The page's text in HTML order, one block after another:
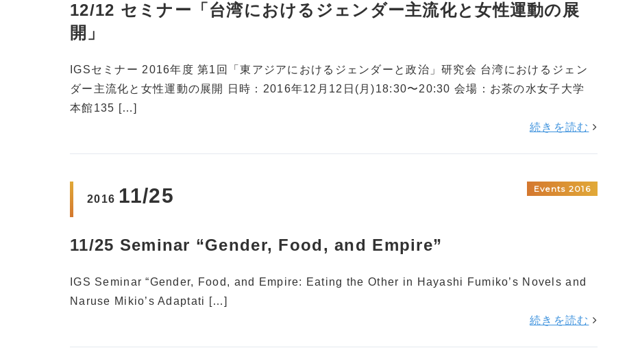
12/12 セミナー「台湾におけるジェンダー主流化と女性運動の展
開」
IGSセミナー 2016年度 第1回「東アジアにおけるジェンダーと政治」研究会 台湾におけるジェン
ダー主流化と女性運動の展開 日時：2016年12月12日(月)18:30〜20:30 会場：お茶の水女子大学
本館135 […]
続きを読む
2016 11/25 Events 2016
11/25 Seminar “Gender, Food, and Empire”
IGS Seminar “Gender, Food, and Empire: Eating the Other in Hayashi Fumiko’s Novels and
Naruse Mikio’s Adaptati […]
続きを読む